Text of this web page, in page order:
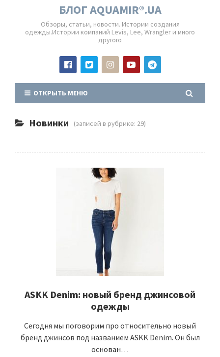
БЛОГ AQUAMIR®.UA
Обзоры, статьи, новости. Истории создания
одежды.Истории компаний Levis, Lee, Wrangler и много
другого
ОТКРЫТЬ МЕНЮ
Новинки (записей в рубрике: 29)
ASKK Denim: новый бренд джинсовой
одежды
Сегодня мы поговорим про относительно новый
бренд джинсов под названием ASKK Denim. Он был
основан…